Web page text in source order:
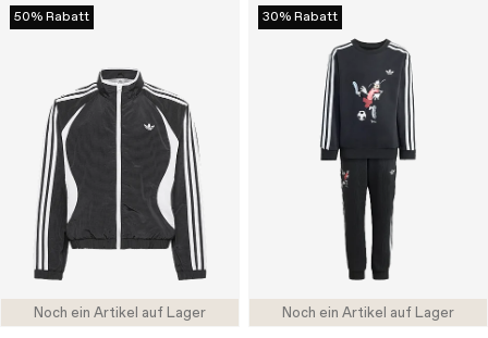
Noch ein Artikel auf Lager
50% Rabatt
Noch ein Artikel auf Lager
30% Rabatt